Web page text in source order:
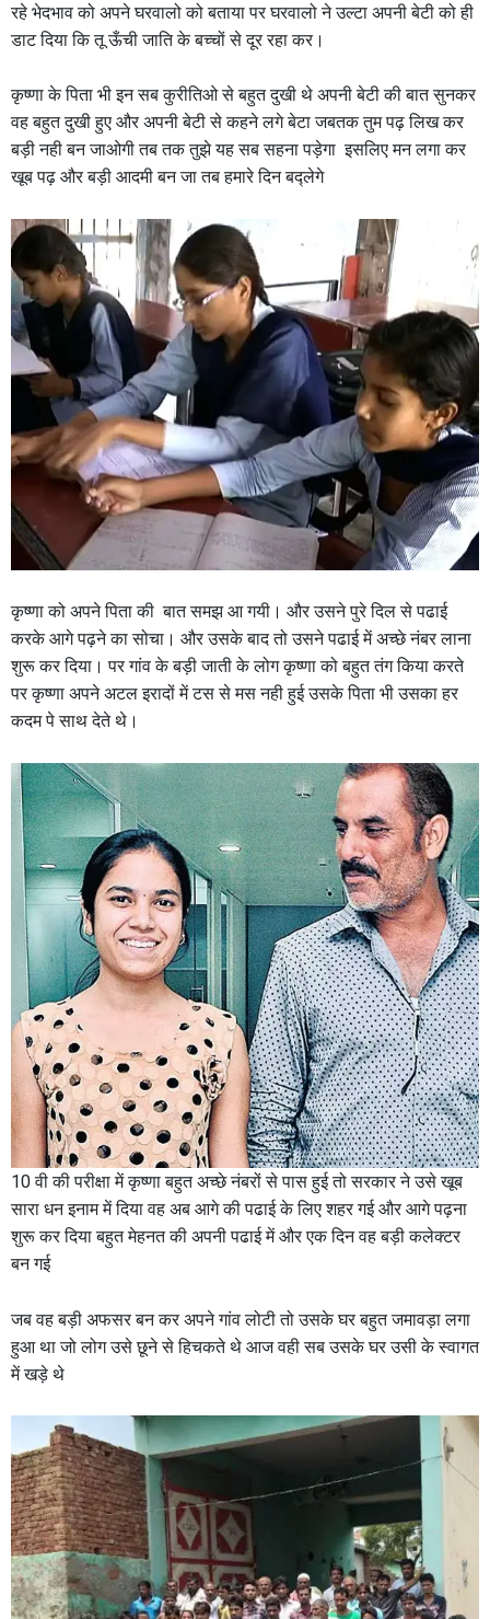
रहे भेदभाव को अपने घरवालो को बताया पर घरवालो ने उल्टा अपनी बेटी को ही
डाट दिया कि तू ऊँची जाति के बच्चों से दूर रहा कर।
कृष्णा के पिता भी इन सब कुरीतिओ से बहुत दुखी थे अपनी बेटी की बात सुनकर
वह बहुत दुखी हुए और अपनी बेटी से कहने लगे बेटा जबतक तुम पढ़ लिख कर
बड़ी नही बन जाओगी तब तक तुझे यह सब सहना पड़ेगा इसलिए मन लगा कर
खूब पढ़ और बड़ी आदमी बन जा तब हमारे दिन बद्लेगे
कृष्णा को अपने पिता की बात समझ आ गयी। और उसने पुरे दिल से पढाई
करके आगे पढ़ने का सोचा। और उसके बाद तो उसने पढाई में अच्छे नंबर लाना
शुरू कर दिया। पर गांव के बड़ी जाती के लोग कृष्णा को बहुत तंग किया करते
पर कृष्णा अपने अटल इरादों में टस से मस नही हुई उसके पिता भी उसका हर
कदम पे साथ देते थे।
10 वी की परीक्षा में कृष्णा बहुत अच्छे नंबरों से पास हुई तो सरकार ने उसे खूब
सारा धन इनाम में दिया वह अब आगे की पढाई के लिए शहर गई और आगे पढ़ना
शुरू कर दिया बहुत मेहनत की अपनी पढाई में और एक दिन वह बड़ी कलेक्टर
बन गई
जब वह बड़ी अफसर बन कर अपने गांव लोटी तो उसके घर बहुत जमावड़ा लगा
हुआ था जो लोग उसे छूने से हिचकते थे आज वही सब उसके घर उसी के स्वागत
में खड़े थे